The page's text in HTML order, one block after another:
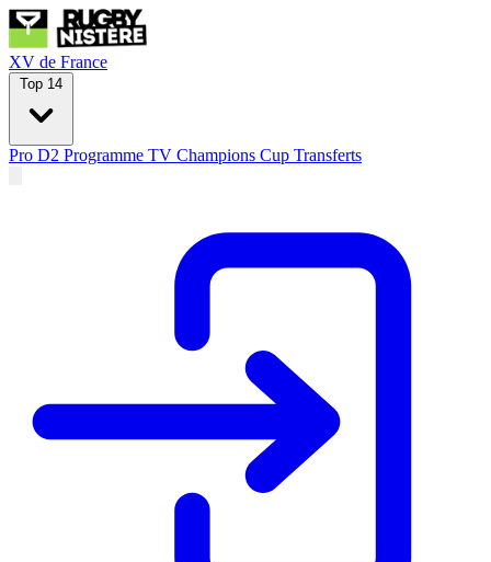
XV de France
Top 14
Pro D2 Programme TV Champions Cup Transferts